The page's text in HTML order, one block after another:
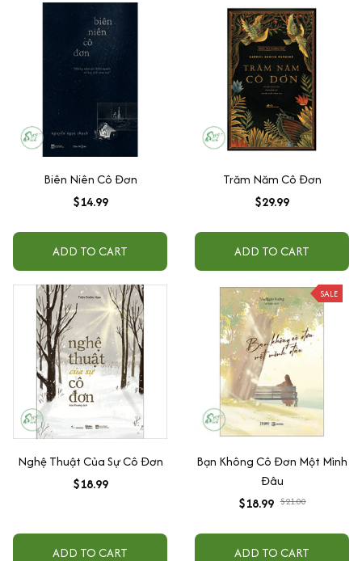
Biên Niên Cô Đơn
$14.99
ADD TO CART
Trăm Năm Cô Đơn
$29.99
ADD TO CART
Nghệ Thuật Của Sự Cô Đơn
$18.99
ADD TO CART
SALE
Bạn Không Cô Đơn Một Mình
Đâu
$18.99 $21.00
ADD TO CART